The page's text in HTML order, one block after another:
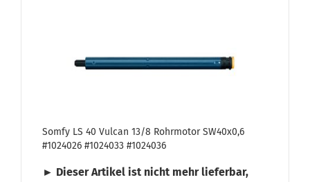
Somfy LS 40 Vul­can 13/8 Rohr­mo­tor SW40x0,6
#1024026 #1024033 #1024036
► Die­ser Ar­ti­kel ist nicht mehr lie­fer­bar,